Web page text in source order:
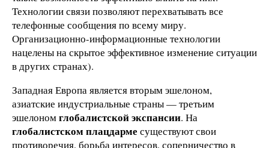
Технологии связи позволяют перехватывать все
телефонные сообщения по всему миру.
Организационно-информационные технологии
нацелены на скрытое эффективное изменение ситуации
в других странах).
Западная Европа является вторым эшелоном,
азиатские индустриальные страны — третьим
эшелономглобалистской экспансии. На
глобалистском плацдарме существуют свои
противоречия, борьба интересов, соперничество в